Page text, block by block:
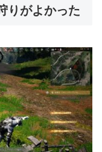
りがよかった